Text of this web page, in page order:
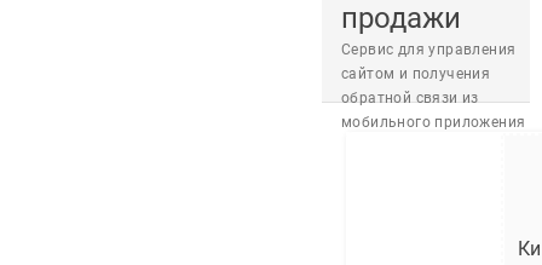
продажи
Сервис для управления
сайтом и получения
обратной связи из
мобильного приложения